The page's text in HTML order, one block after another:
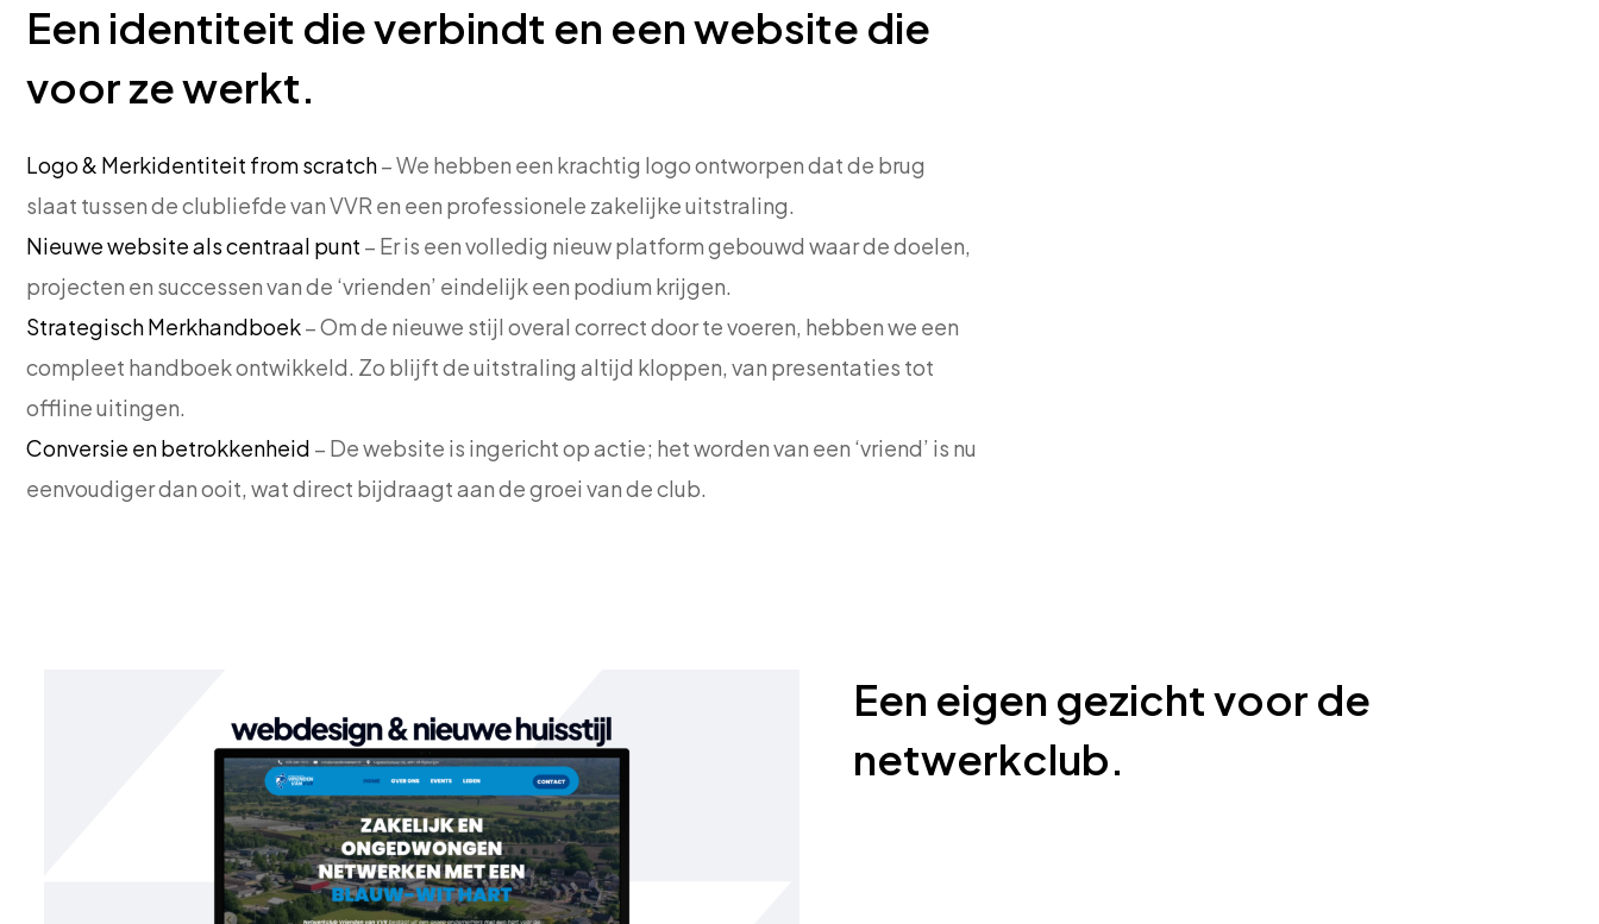
Een identiteit die verbindt en een website die
voor ze werkt.
Logo & Merkidentiteit from scratch– We hebben een krachtig logo ontworpen dat de brug
slaat tussen de clubliefde van VVR en een professionele zakelijke uitstraling.
Nieuwe website als centraal punt – Er is een volledig nieuw platform gebouwd waar de doelen,
projecten en successen van de ‘vrienden’ eindelijk een podium krijgen.
Strategisch Merkhandboek– Om de nieuwe stijl overal correct door te voeren, hebben we een
compleet handboek ontwikkeld. Zo blijft de uitstraling altijd kloppen, van presentaties tot
offline uitingen.
Conversie en betrokkenheid – De website is ingericht op actie; het worden van een ‘vriend’ is nu
eenvoudiger dan ooit, wat direct bijdraagt aan de groei van de club.
Een eigen gezicht voor de
netwerkclub.